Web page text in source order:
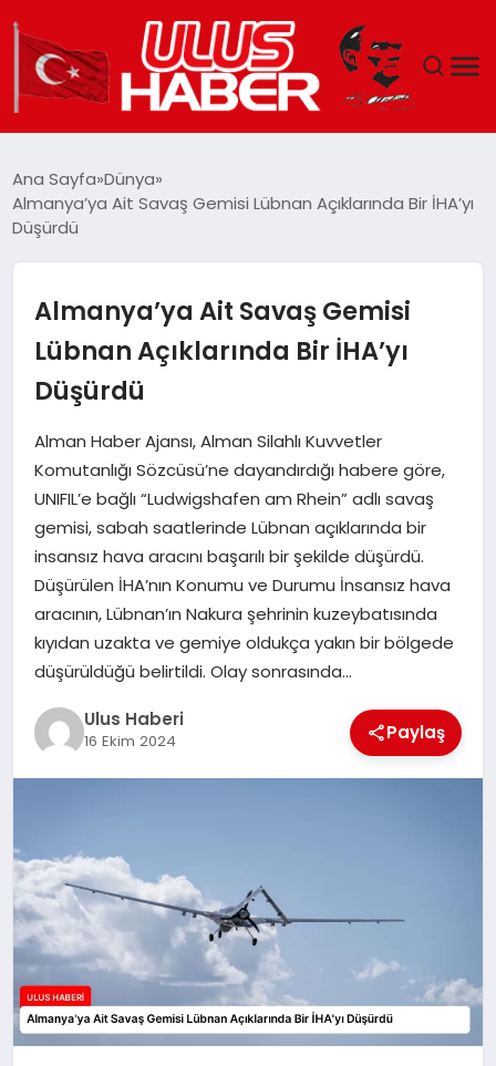
DÜNYA
TEKNOLOJI
EĞITIM
MAGAZIN
SPOR
YAŞAM
Ana Sayfa Dünya
Almanya’ya Ait Savaş Gemisi Lübnan Açıklarında Bir İHA’yı
Düşürdü
Almanya’ya Ait Savaş Gemisi
Lübnan Açıklarında Bir İHA’yı
Düşürdü
Alman Haber Ajansı, Alman Silahlı Kuvvetler
Komutanlığı Sözcüsü’ne dayandırdığı habere göre,
UNIFIL’e bağlı “Ludwigshafen am Rhein” adlı savaş
gemisi, sabah saatlerinde Lübnan açıklarında bir
insansız hava aracını başarılı bir şekilde düşürdü.
Düşürülen İHA’nın Konumu ve Durumu İnsansız hava
aracının, Lübnan’ın Nakura şehrinin kuzeybatısında
kıyıdan uzakta ve gemiye oldukça yakın bir bölgede
düşürüldüğü belirtildi. Olay sonrasında…
Ulus Haberi
16 Ekim 2024 Paylaş